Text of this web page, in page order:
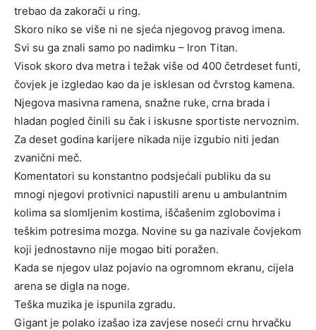
trebao da zakorači u ring.
Skoro niko se više ni ne sjeća njegovog pravog imena.
Svi su ga znali samo po nadimku – Iron Titan.
Visok skoro dva metra i težak više od 400 četrdeset funti,
čovjek je izgledao kao da je isklesan od čvrstog kamena.
Njegova masivna ramena, snažne ruke, crna brada i
hladan pogled činili su čak i iskusne sportiste nervoznim.
Za deset godina karijere nikada nije izgubio niti jedan
zvanični meč.
Komentatori su konstantno podsjećali publiku da su
mnogi njegovi protivnici napustili arenu u ambulantnim
kolima sa slomljenim kostima, iščašenim zglobovima i
teškim potresima mozga. Novine su ga nazivale čovjekom
koji jednostavno nije mogao biti poražen.
Kada se njegov ulaz pojavio na ogromnom ekranu, cijela
arena se digla na noge.
Teška muzika je ispunila zgradu.
Gigant je polako izašao iza zavjese noseći crnu hrvačku